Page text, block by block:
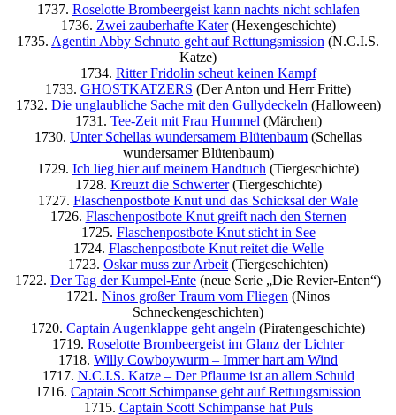
1737. Roselotte Brombeergeist kann nachts nicht schlafen
1736. Zwei zauberhafte Kater(Hexengeschichte)
1735. Agentin Abby Schnuto geht auf Rettungsmission (N.C.I.S.
Katze)
1734. Ritter Fridolin scheut keinen Kampf
1733. GHOSTKATZERS (Der Anton und Herr Fritte)
1732. Die unglaubliche Sache mit den Gullydeckeln (Halloween)
1731. Tee-Zeit mit Frau Hummel (Märchen)
1730. Unter Schellas wundersamem Blütenbaum (Schellas
wundersamer Blütenbaum)
1729. Ich lieg hier auf meinem Handtuch (Tiergeschichte)
1728. Kreuzt die Schwerter(Tiergeschichte)
1727. Flaschenpostbote Knut und das Schicksal der Wale
1726. Flaschenpostbote Knut greift nach den Sternen
1725. Flaschenpostbote Knut sticht in See
1724. Flaschenpostbote Knut reitet die Welle
1723. Oskar muss zur Arbeit (Tiergeschichten)
1722. Der Tag der Kumpel-Ente (neue Serie „Die Revier-Enten“)
1721. Ninos großer Traum vom Fliegen (Ninos
Schneckengeschichten)
1720. Captain Augenklappe geht angeln (Piratengeschichte)
1719. Roselotte Brombeergeist im Glanz der Lichter
1718. Willy Cowboywurm – Immer hart am Wind
1717. N.C.I.S. Katze – Der Pflaume ist an allem Schuld
1716. Captain Scott Schimpanse geht auf Rettungsmission
1715. Captain Scott Schimpanse hat Puls